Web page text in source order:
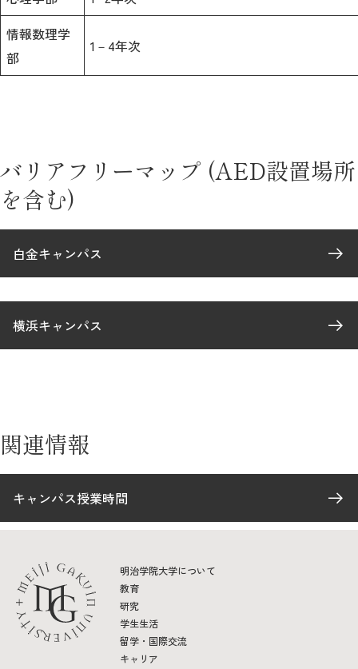
情報数理学
部
1－4年次
バリアフリーマップ (AED設置場所
を含む)
白金キャンパス
横浜キャンパス
関連情報
キャンパス授業時間
明治学院大学について
教育
研究
学生生活
留学・国際交流
キャリア